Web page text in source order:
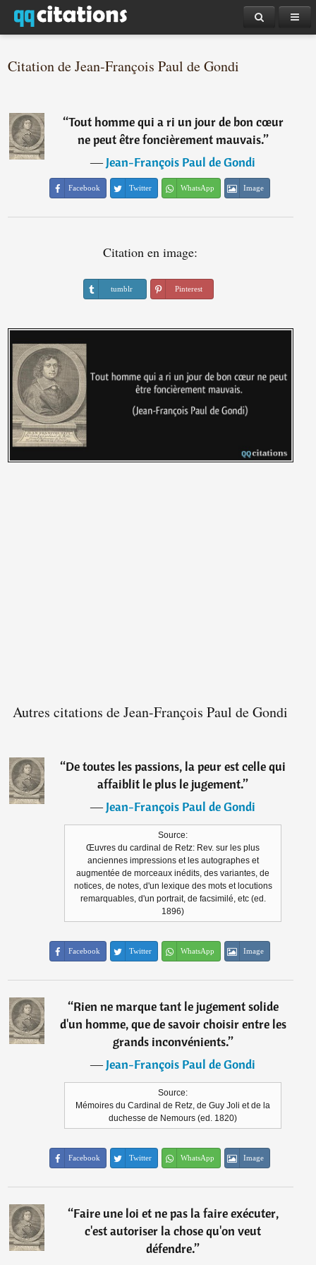
Citation de Jean-François Paul de Gondi
“Tout homme qui a ri un jour de bon cœur
ne peut être foncièrement mauvais.”
―Jean-François Paul de Gondi
Facebook Twitter WhatsApp Image
Citation en image:
tumblr Pinterest
Autres citations de Jean-François Paul de Gondi
“De toutes les passions, la peur est celle qui
affaiblit le plus le jugement.”
―Jean-François Paul de Gondi
Source:
Œuvres du cardinal de Retz: Rev. sur les plus
anciennes impressions et les autographes et
augmentée de morceaux inédits, des variantes, de
notices, de notes, d'un lexique des mots et locutions
remarquables, d'un portrait, de facsimilé, etc (ed.
1896)
Facebook Twitter WhatsApp Image
“Rien ne marque tant le jugement solide
d'un homme, que de savoir choisir entre les
grands inconvénients.”
―Jean-François Paul de Gondi
Source:
Mémoires du Cardinal de Retz, de Guy Joli et de la
duchesse de Nemours (ed. 1820)
Facebook Twitter WhatsApp Image
“Faire une loi et ne pas la faire exécuter,
c'est autoriser la chose qu'on veut
défendre.”